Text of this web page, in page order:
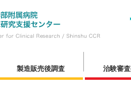
製造販売後調査 治験審